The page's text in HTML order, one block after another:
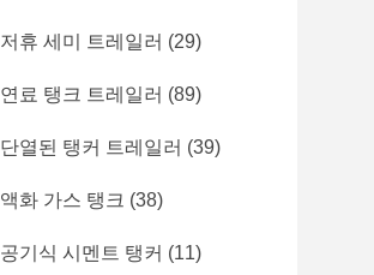
저휴 세미 트레일러 (29)
연료 탱크 트레일러 (89)
단열된 탱커 트레일러 (39)
액화 가스 탱크 (38)
공기식 시멘트 탱커 (11)